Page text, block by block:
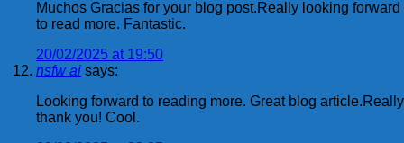
Muchos Gracias for your blog post.Really looking forward
to read more. Fantastic.
20/02/2025 at 19:50
nsfw ai says:
Looking forward to reading more. Great blog article.Really
thank you! Cool.